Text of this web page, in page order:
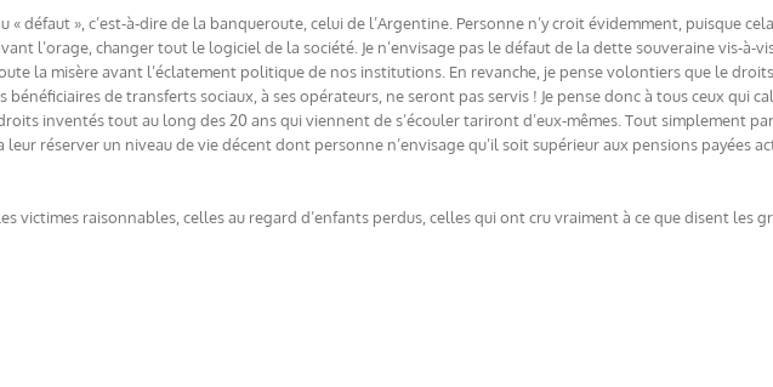
défaut », c’est-à-dire de la banqueroute, celui de l’Argentine. Personne n’y croit évidemment, puisque
l’orage, changer tout le logiciel de la société. Je n’envisage pas le défaut de la dette souveraine vis-à-
la misère avant l’éclatement politique de nos institutions. En revanche, je pense volontiers que le
bénéficiaires de transferts sociaux, à ses opérateurs, ne seront pas servis ! Je pense donc à tous ceux qui
inventés tout au long des 20 ans qui viennent de s’écouler tariront d’eux-mêmes. Tout simplement
réserver un niveau de vie décent dont personne n’envisage qu’il soit supérieur aux pensions payées
victimes raisonnables, celles au regard d’enfants perdus, celles qui ont cru vraiment à ce que disent les